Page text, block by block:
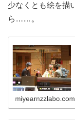
少なくとも絵を描
ら……。
miyearnzzlabo.com